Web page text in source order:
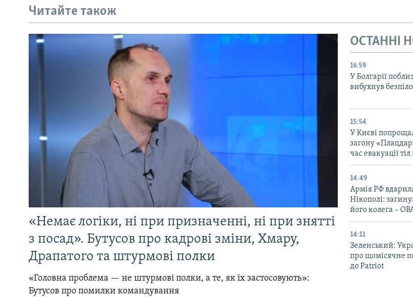
Читайте також
«Немає логіки, ні при призначенні, ні при знятті
з посад». Бутусов про кадрові зміни, Хмару,
Драпатого та штурмові полки
«Головна проблема — не штурмові полки, а те, як їх застосовують»:
Бутусов про помилки командування
ОСТАННІ
16:59
У Болгарії
вибухнув
15:54
У Києві
загону
час евакуації
14:49
Армія РФ
Нікополі:
його колега –
14:11
Зеленський:
про щомісячне
до Patriot